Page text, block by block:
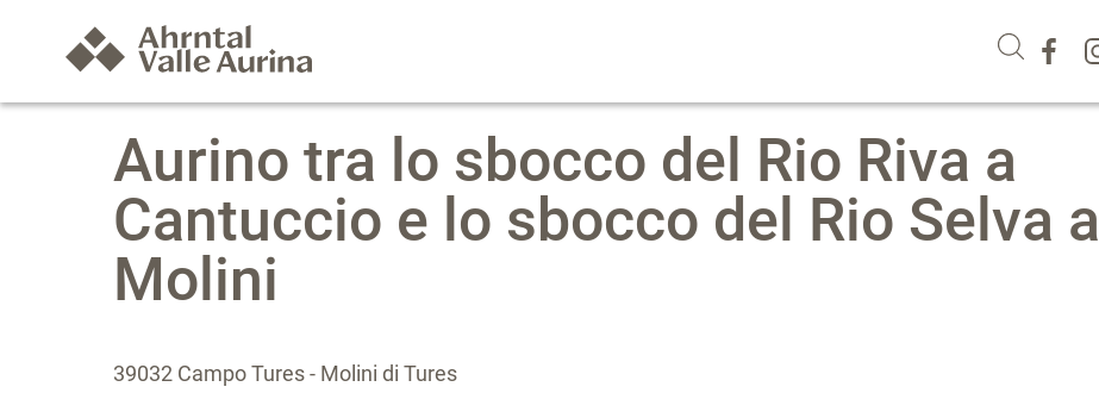
Aurino tra lo sbocco del Rio Riva a
Cantuccio e lo sbocco del Rio Selva a
Molini
39032 Campo Tures - Molini di Tures